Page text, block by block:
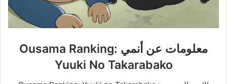
معلومات عن أنمي Ousama Ranking:
Yuuki No Takarabako